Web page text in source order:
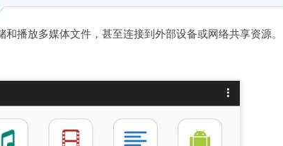
播放多媒体文件，甚至连接到外部设备或网络共享资源。